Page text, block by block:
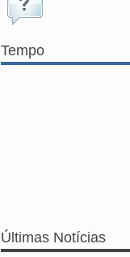
Tempo
Últimas Notícias